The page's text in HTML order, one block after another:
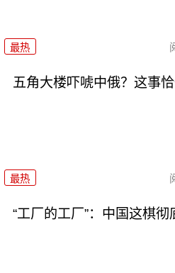
最热
五角大楼吓唬中俄？这事
最热
“工厂的工厂”：中国这棋